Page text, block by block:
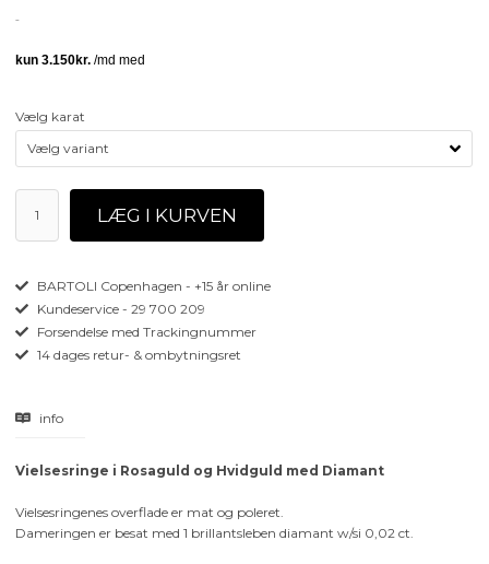
Vælg karat
BARTOLI Copenhagen - +15 år online
Kundeservice - 29 700 209
Forsendelse med Trackingnummer
14 dages retur- & ombytningsret
info
Vielsesringe i Rosaguld og Hvidguld med Diamant
Vielsesringenes overflade er mat og poleret.
Dameringen er besat med 1 brillantsleben diamant w/si 0,02 ct.